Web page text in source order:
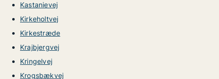
Kastanievej
Kirkeholtvej
Kirkestræde
Krajbjergvej
Kringelvej
Krogsbækvej